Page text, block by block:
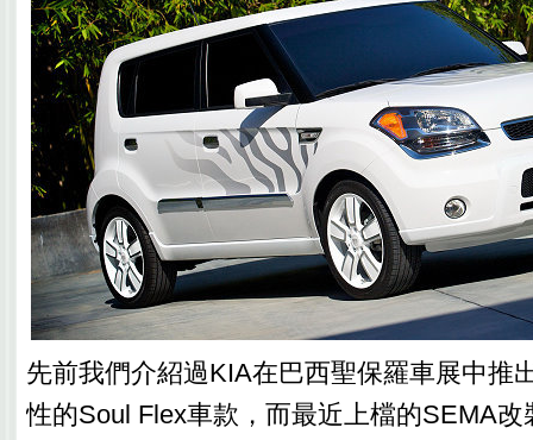
先前我們介紹過KIA在巴西聖保羅車展中推
性的Soul Flex車款，而最近上檔的SEMA